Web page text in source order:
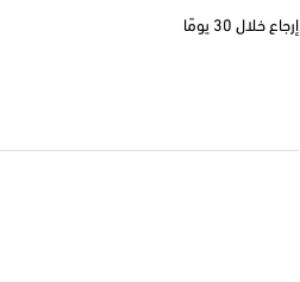
إرجاع خلال 30 يومًا